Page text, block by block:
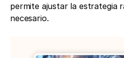
permite ajustar la estrategia
necesario.